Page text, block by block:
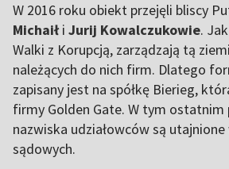
W 2016 roku obiekt przejęli bliscy
Michaiłi Jurij Kowalczukowie.
Walki z Korupcją, zarządzają tą
należących do nich firm. Dlatego
zapisany jest na spółkę Bierieg,
firmy Golden Gate. W tym ostatnim
nazwiska udziałowców są
sądowych.